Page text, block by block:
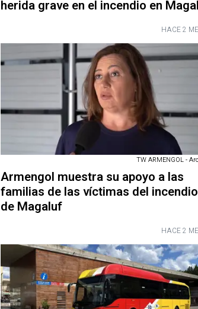
herida grave en el incendio en
HACE 2
TW ARMENGOL -
Armengol muestra su apoyo a las
familias de las víctimas del incendio
de Magaluf
HACE 2